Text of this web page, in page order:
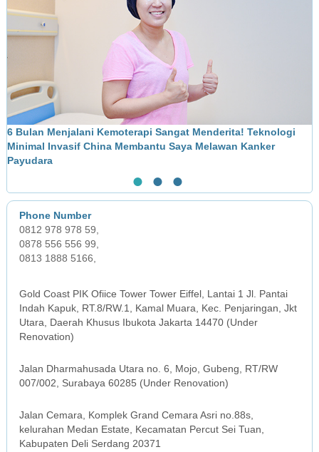
6 Bulan Menjalani Kemoterapi Sangat Menderita! Teknologi
Minimal Invasif China Membantu Saya Melawan Kanker
Payudara
● ● ●
0812 978 978 59,
0878 556 556 99,
0813 1888 5166,
Gold Coast PIK Ofiice Tower Tower Eiffel, Lantai 1 Jl. Pantai
Indah Kapuk, RT.8/RW.1, Kamal Muara, Kec. Penjaringan, Jkt
Utara, Daerah Khusus Ibukota Jakarta 14470 (Under
Renovation)
Jalan Dharmahusada Utara no. 6, Mojo, Gubeng, RT/RW
007/002, Surabaya 60285 (Under Renovation)
Jalan Cemara, Komplek Grand Cemara Asri no.88s,
kelurahan Medan Estate, Kecamatan Percut Sei Tuan,
Kabupaten Deli Serdang 20371